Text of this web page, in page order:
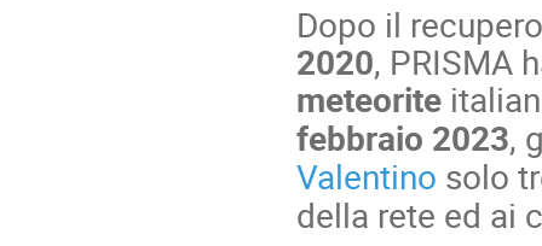
Dopo il
2020, PRISMA
meteorite
febbraio 2023,
Valentino solo
della rete ed ai